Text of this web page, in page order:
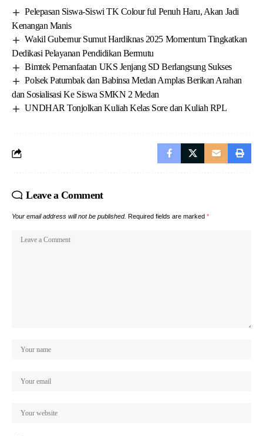
Pelepasan Siswa-Siswi TK Colour ful Penuh Haru, Akan Jadi
Kenangan Manis
Wakil Gubernur Sumut Hardiknas 2025 Momentum Tingkatkan
Dedikasi Pelayanan Pendidikan Bermutu
Bimtek Pemanfaatan UKS Jenjang SD Berlangsung Sukses
Polsek Patumbak dan Babinsa Medan Amplas Berikan Arahan
dan Sosialisasi Ke Siswa SMKN 2 Medan
UNDHAR Tonjolkan Kuliah Kelas Sore dan Kuliah RPL
Leave a Comment
Your email address will not be published. Required fields are marked *